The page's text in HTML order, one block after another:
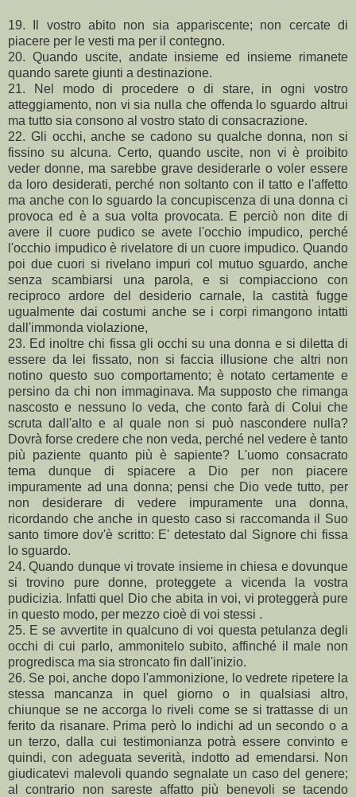
19. Il vostro abito non sia appariscente; non cercate di
piacere per le vesti ma per il contegno.
20. Quando uscite, andate insieme ed insieme rimanete
quando sarete giunti a destinazione.
21. Nel modo di procedere o di stare, in ogni vostro
atteggiamento, non vi sia nulla che offenda lo sguardo altrui
ma tutto sia consono al vostro stato di consacrazione.
22. Gli occhi, anche se cadono su qualche donna, non si
fissino su alcuna. Certo, quando uscite, non vi è proibito
veder donne, ma sarebbe grave desiderarle o voler essere
da loro desiderati, perché non soltanto con il tatto e l'affetto
ma anche con lo sguardo la concupiscenza di una donna ci
provoca ed è a sua volta provocata. E perciò non dite di
avere il cuore pudico se avete l'occhio impudico, perché
l'occhio impudico è rivelatore di un cuore impudico. Quando
poi due cuori si rivelano impuri col mutuo sguardo, anche
senza scambiarsi una parola, e si compiacciono con
reciproco ardore del desiderio carnale, la castità fugge
ugualmente dai costumi anche se i corpi rimangono intatti
dall'immonda violazione,
23. Ed inoltre chi fissa gli occhi su una donna e si diletta di
essere da lei fissato, non si faccia illusione che altri non
notino questo suo comportamento; è notato certamente e
persino da chi non immaginava. Ma supposto che rimanga
nascosto e nessuno lo veda, che conto farà di Colui che
scruta dall'alto e al quale non si può nascondere nulla?
Dovrà forse credere che non veda, perché nel vedere è tanto
più paziente quanto più è sapiente? L'uomo consacrato
tema dunque di spiacere a Dio per non piacere
impuramente ad una donna; pensi che Dio vede tutto, per
non desiderare di vedere impuramente una donna,
ricordando che anche in questo caso si raccomanda il Suo
santo timore dov'è scritto: E' detestato dal Signore chi fissa
lo sguardo.
24. Quando dunque vi trovate insieme in chiesa e dovunque
si trovino pure donne, proteggete a vicenda la vostra
pudicizia. Infatti quel Dio che abita in voi, vi proteggerà pure
in questo modo, per mezzo cioè di voi stessi .
25. E se avvertite in qualcuno di voi questa petulanza degli
occhi di cui parlo, ammonitelo subito, affinché il male non
progredisca ma sia stroncato fin dall'inizio.
26. Se poi, anche dopo l'ammonizione, lo vedrete ripetere la
stessa mancanza in quel giorno o in qualsiasi altro,
chiunque se ne accorga lo riveli come se si trattasse di un
ferito da risanare. Prima però lo indichi ad un secondo o a
un terzo, dalla cui testimonianza potrà essere convinto e
quindi, con adeguata severità, indotto ad emendarsi. Non
giudicatevi malevoli quando segnalate un caso del genere;
al contrario non sareste affatto più benevoli se tacendo